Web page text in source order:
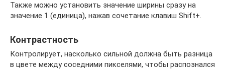
Также можно установить значение ширины сразу на
значение 1 (единица), нажав сочетание клавиш Shift+.
Контрастность
Контролирует, насколько сильной должна быть разница
в цвете между соседними пикселями, чтобы распознался